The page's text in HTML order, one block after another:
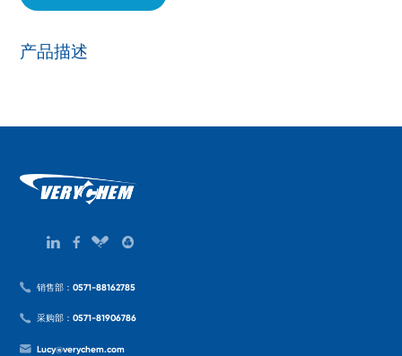
产品描述
销售部：0571-88162785
采购部：0571-81906786
Lucy@verychem.com